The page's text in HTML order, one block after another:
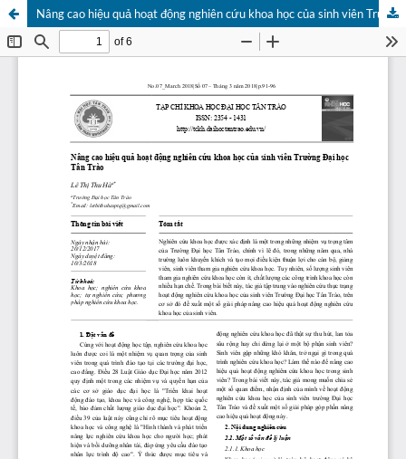
Nâng cao hiệu quả hoạt động nghiên cứu khoa học của sinh viên Trường Đại học Tân Trào